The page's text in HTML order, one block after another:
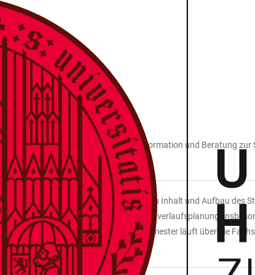
Studierendenwerk Heidelberg gibt es Information und Beratung
beantworten Fragen zu Inhalt und Aufbau des
bei der Studienorientierung und Studienverlaufsplanung,
und die Einstufung ins höhere Semester läuft über die
gibt es Unterstützung.